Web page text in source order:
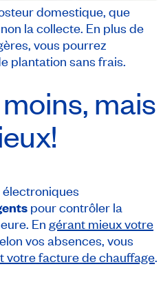
domestique, que
la collecte. En plus de
vous pourrez
plantation sans frais.
mais
pour contrôler la
En gérant mieux votre
vos absences, vous
votre facture de chauffage.